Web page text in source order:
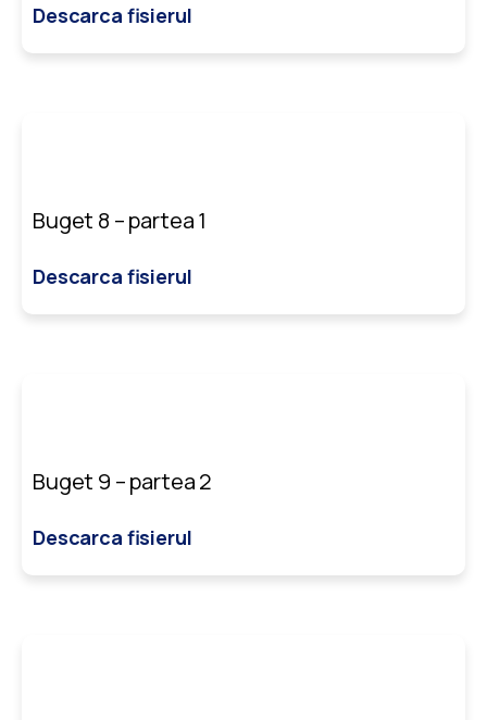
Descarca fisierul
Buget 8 – partea 1
Descarca fisierul
Buget 9 – partea 2
Descarca fisierul